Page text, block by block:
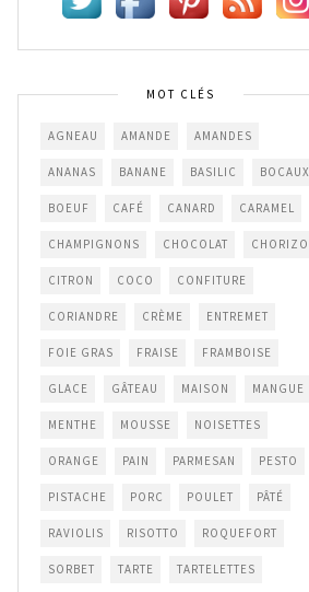
MOT CLÉS
AGNEAU AMANDE AMANDES
ANANAS BANANE BASILIC BOCAUX
BOEUF CAFÉ CANARD CARAMEL
CHAMPIGNONS CHOCOLAT CHORIZO
CITRON COCO CONFITURE
CORIANDRE CRÈME ENTREMET
FOIE GRAS FRAISE FRAMBOISE
GLACE GÂTEAU MAISON MANGUE
MENTHE MOUSSE NOISETTES
ORANGE PAIN PARMESAN PESTO
PISTACHE PORC POULET PÂTÉ
RAVIOLIS RISOTTO ROQUEFORT
SORBET TARTE TARTELETTES